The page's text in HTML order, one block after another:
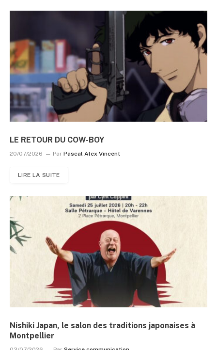
LE RETOUR DU COW-BOY
20/07/2026 Par Pascal Alex Vincent
LIRE LA SUITE
Nishiki Japan, le salon des traditions japonaises à
Montpellier